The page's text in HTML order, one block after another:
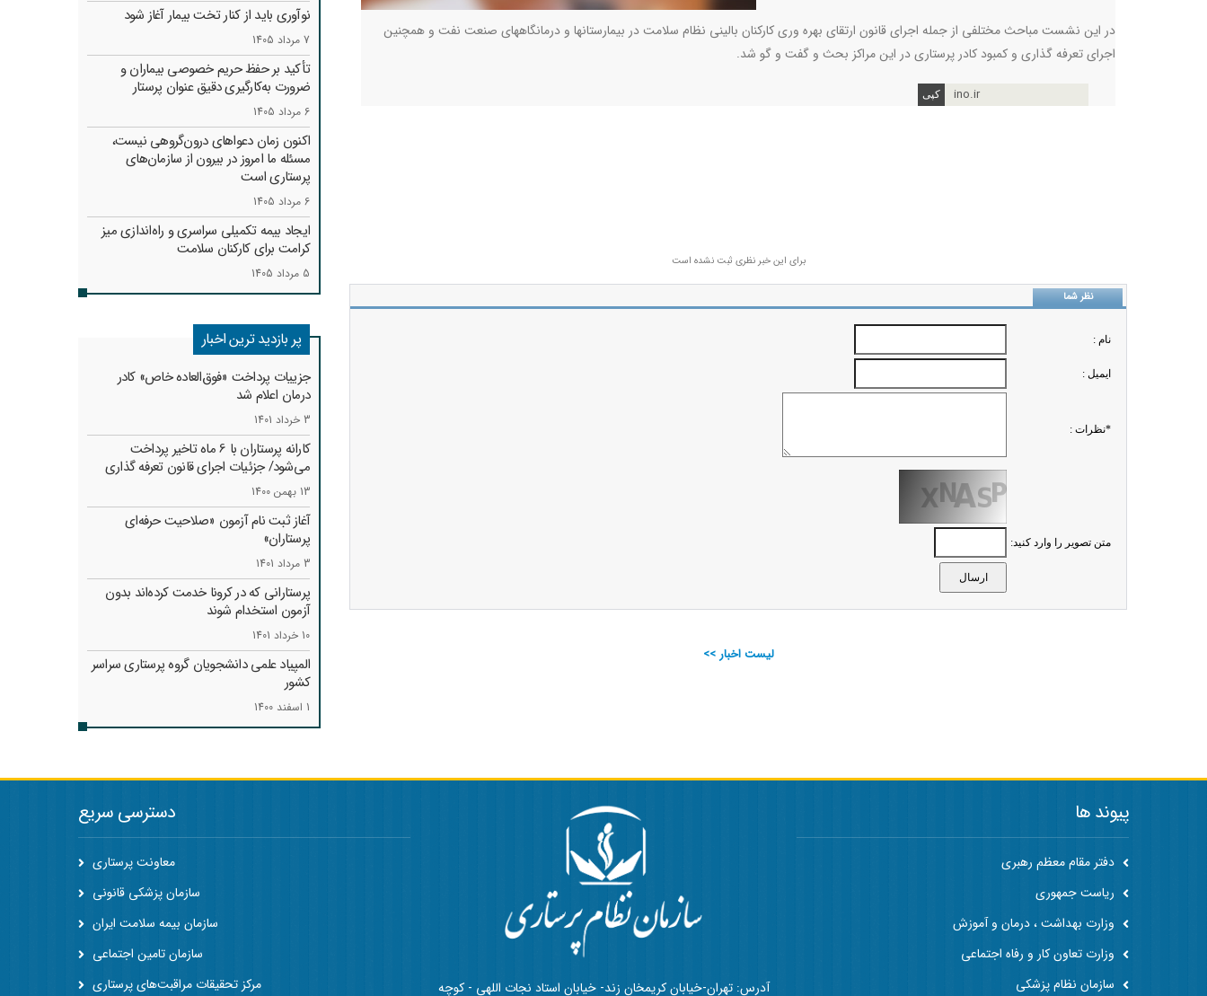
در این نشست مباحث مختلفی از جمله اجرای قانون ارتقای بهره وری کارکنان بالینی نظام سلامت در بیمارستانها و درمانگاههای صنعت نفت و همچنین
اجرای تعرفه گذاری و کمبود کادر پرستاری در این مراکز بحث و گفت و گو شد.
ino.ir
برای این خبر نظری ثبت نشده است
نظر شما
نام :
ايميل :
*نظرات :
متن تصویر را وارد کنید:
لیست اخبار >>
نوآوری باید از کنار تخت بیمار آغاز شود
7 مرداد 1405
تأکید بر حفظ حریم خصوصی بیماران و
ضرورت به‌کارگیری دقیق عنوان پرستار
6 مرداد 1405
اکنون زمان دعواهای درون‌گروهی نیست،
مسئله ما امروز در بیرون از سازمان‌های
پرستاری است
6 مرداد 1405
ایجاد بیمه تکمیلی سراسری و راه‌اندازی میز
کرامت برای کارکنان سلامت
5 مرداد 1405
پر بازدید ترین اخبار
جزییات پرداخت «فوق‌العاده خاص» کادر
درمان اعلام شد
3 خرداد 1401
کارانه‌ پرستاران با 6 ماه تاخیر پرداخت
می‌شود/ جزئیات اجرای قانون تعرفه گذاری
13 بهمن 1400
آغاز ثبت نام آزمون «صلاحیت حرفه‌ای
پرستاران»
3 مرداد 1401
پرستارانی که در کرونا خدمت کرد‌ه‌اند بدون
آزمون استخدام شوند
10 خرداد 1401
المپیاد علمی دانشجویان گروه پرستاری سراسر
کشور
1 اسفند 1400
پیوند ها
دفتر مقام معظم رهبری
ریاست جمهوری
وزارت بهداشت ، درمان و آموزش
وزارت تعاون کار و رفاه اجتماعی
سازمان نظام پزشکی
آدرس: تهران-خیابان کریمخان زند- خیابان استاد نجات اللهی - کوچه
دسترسی سریع
معاونت پرستاری
سازمان پزشکی قانونی
سازمان بیمه سلامت ایران
سازمان تامین اجتماعی
مرکز تحقیقات مراقبت‌های پرستاری